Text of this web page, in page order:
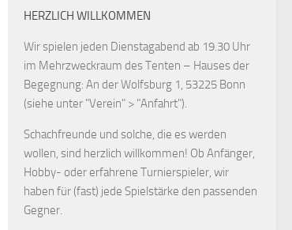
HERZLICH WILLKOMMEN
Wir spielen jeden Dienstagabend ab 19.30 Uhr
im Mehrzweckraum des Tenten – Hauses der
Begegnung: An der Wolfsburg 1, 53225 Bonn
(siehe unter "Verein" > "Anfahrt").
Schachfreunde und solche, die es werden
wollen, sind herzlich willkommen! Ob Anfänger,
Hobby- oder erfahrene Turnierspieler, wir
haben für (fast) jede Spielstärke den passenden
Gegner.